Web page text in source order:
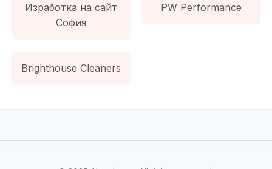
Изработка на сайт
София
PW Performance
Brighthouse Cleaners